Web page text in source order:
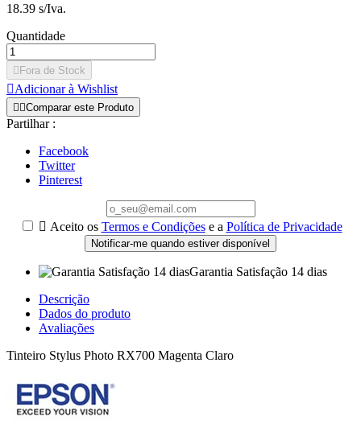
18.39 s/Iva.
Quantidade
Fora de Stock
Adicionar à Wishlist
Comparar este Produto
Partilhar :
Facebook
Twitter
Pinterest
 Aceito os Termos e Condiçõese a Política de Privacidade
Notificar-me quando estiver disponível
Garantia Satisfação 14 dias
Descrição
Dados do produto
Avaliações
Tinteiro Stylus Photo RX700 Magenta Claro